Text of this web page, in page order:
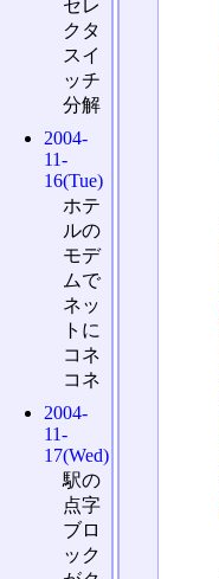
セレ
クタ
スイ
ッチ
分解
2004-
11-
16(Tue)
ホテ
ルの
モデ
ムで
ネッ
トに
コネ
コネ
2004-
11-
17(Wed)
駅の
点字
ブロ
ック